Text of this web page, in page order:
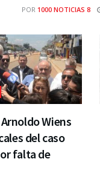
POR 1000 NOTICIAS 8
Wiens
del caso
falta de